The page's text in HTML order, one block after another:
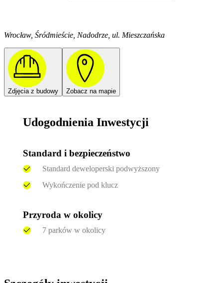
Wrocław, Śródmieście, Nadodrze, ul. Mieszczańska
Zdjęcia z budowy Zobacz na mapie
Udogodnienia Inwestycji
Standard i bezpieczeństwo
Standard deweloperski podwyższony
Wykończenie pod klucz
Przyroda w okolicy
7 parków w okolicy